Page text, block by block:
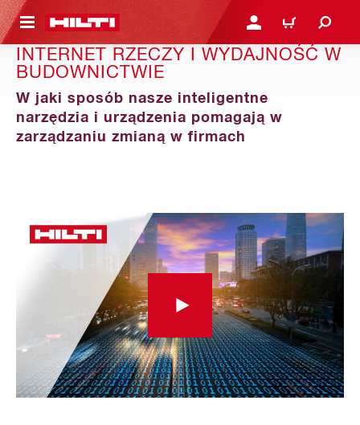
GŁÓWNEJ ZALOGUJ SIĘ LUB
KOSZYK
INTERNET RZECZY I WYDAJNOŚĆ W
BUDOWNICTWIE
W jaki sposób nasze inteligentne
narzędzia i urządzenia pomagają w
zarządzaniu zmianą w firmach